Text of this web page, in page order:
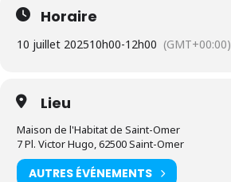
Horaire
10 juillet 202510h00-12h00 (GMT+00:00)
Lieu
Maison de l'Habitat de Saint-Omer
7 Pl. Victor Hugo, 62500 Saint-Omer
AUTRES ÉVÉNEMENTS